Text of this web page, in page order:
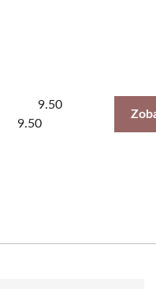
9.50
9.50